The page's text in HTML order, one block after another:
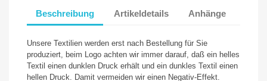
Beschreibung Artikeldetails Anhänge
Unsere Textilien werden erst nach Bestellung für Sie
produziert, beim Logo achten wir immer darauf, daß ein helles
Textil einen dunklen Druck erhält und ein dunkles Textil einen
hellen Druck. Damit vermeiden wir einen Negativ-Effekt.